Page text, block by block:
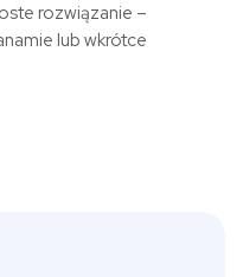
rozwiązanie –
lub wkrótce